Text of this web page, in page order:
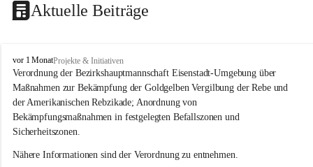
Aktuelle Beiträge
O
s
l
i
p
vor 1 MonatProjekte & Initiativen
Verordnung der Bezirkshauptmannschaft Eisenstadt-Umgebung über
Maßnahmen zur Bekämpfung der Goldgelben Vergilbung der Rebe und
der Amerikanischen Rebzikade; Anordnung von
Bekämpfungsmaßnahmen in festgelegten Befallszonen und
Sicherheitszonen.
Nähere Informationen sind der Verordnung zu entnehmen.